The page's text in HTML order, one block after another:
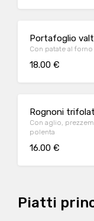
Portafoglio
Con patate al
18.00 €
Rognoni
Con aglio,
polenta
16.00 €
Piatti